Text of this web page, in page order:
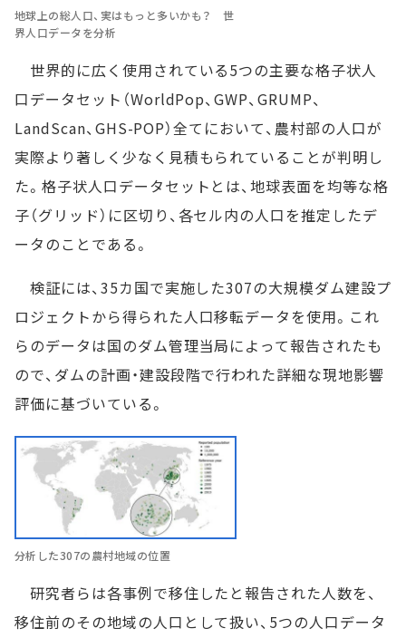
地球上の総人口、実はもっと多いかも？ 世
界人口データを分析
世界的に広く使用されている5つの主要な格子状人
口データセット（WorldPop、GWP、GRUMP、
LandScan、GHS-POP）全てにおいて、農村部の人口が
実際より著しく少なく見積もられていることが判明し
た。格子状人口データセットとは、地球表面を均等な格
子（グリッド）に区切り、各セル内の人口を推定したデ
ータのことである。
検証には、35カ国で実施した307の大規模ダム建設プ
ロジェクトから得られた人口移転データを使用。これ
らのデータは国のダム管理当局によって報告されたも
ので、ダムの計画・建設段階で行われた詳細な現地影響
評価に基づいている。
分析した307の農村地域の位置
研究者らは各事例で移住したと報告された人数を、
移住前のその地域の人口として扱い、5つの人口データ